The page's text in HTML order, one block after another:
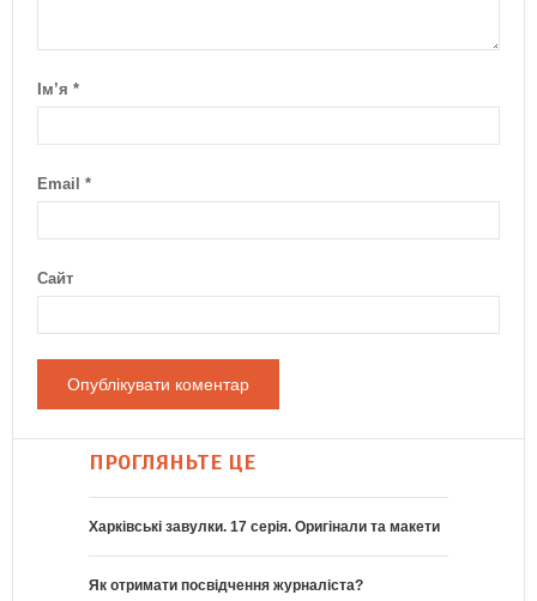
Ім’я *
Email *
Сайт
ПРОГЛЯНЬТЕ ЦЕ
Харківські завулки. 17 серія. Оригінали та макети
Як отримати посвідчення журналіста?